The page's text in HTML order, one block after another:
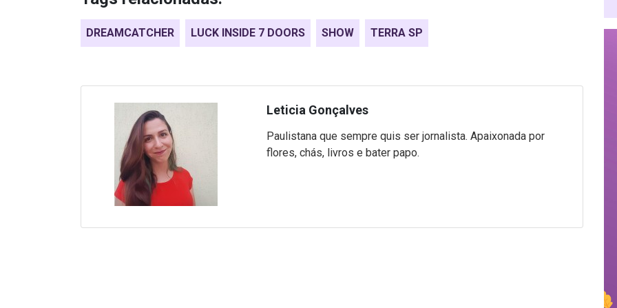
DREAMCATCHER LUCK INSIDE 7 DOORS SHOW TERRA SP
Leticia Gonçalves
Paulistana que sempre quis ser jornalista. Apaixonada por
flores, chás, livros e bater papo.